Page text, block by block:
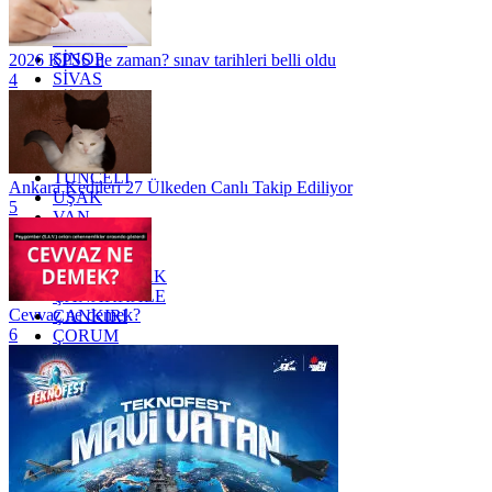
SAKARYA
SAMSUN
SİNOP
SİVAS
SİİRT
TEKİRDAĞ
TOKAT
TRABZON
TUNCELİ
UŞAK
VAN
YALOVA
YOZGAT
ZONGULDAK
ÇANAKKALE
ÇANKIRI
ÇORUM
İSTANBUL
İZMİR
ŞANLIURFA
ŞIRNAK
2026 KPSS ne zaman? sınav tarihleri belli oldu
4
Ankara Kedileri 27 Ülkeden Canlı Takip Ediliyor
5
Cevvaz ne demek?
6